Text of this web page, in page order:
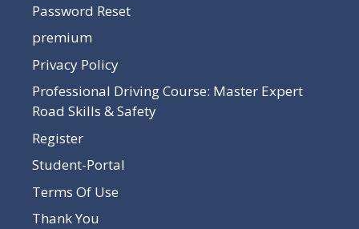
Password Reset
premium
Privacy Policy
Professional Driving Course: Master Expert
Road Skills & Safety
Register
Student-Portal
Terms Of Use
Thank You